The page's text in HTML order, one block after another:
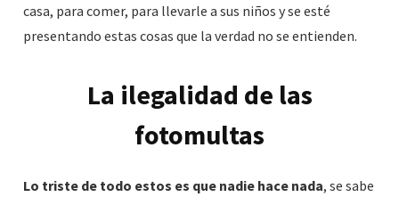
casa, para comer, para llevarle a sus niños y se esté
presentando estas cosas que la verdad no se entienden.
La ilegalidad de las
fotomultas
Lo triste de todo estos es que nadie hace nada, se sabe